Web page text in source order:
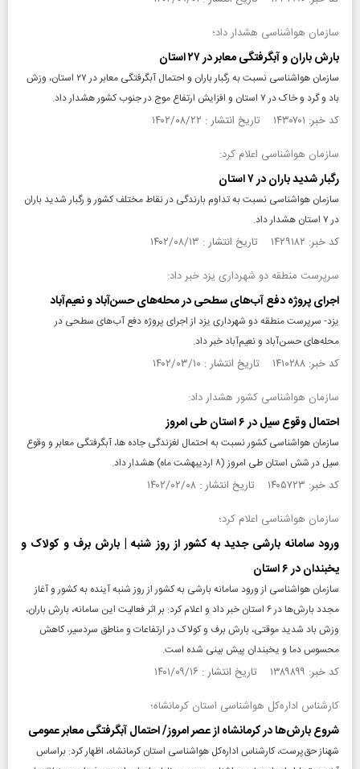
سازمان هواشناسی هشدار داد؛
بارش باران و آبگرفتگی معابر در ۲۷ استان
سازمان هواشناسی نسبت به رگبار باران و احتمال آبگرفتگی معابر در ۲۷ استان، وزش
باد و گرد و خاک در ۷ استان و افزایش ارتفاع موج در جنوب کشور هشدار داد.
کد خبر: ۱۴۳۰۷۰۱ تاریخ انتشار : ۱۴۰۲/۰۸/۲۲
سازمان هواشناسی اعلام کرد:
رگبار شدید باران در ۷ استان
سازمان هواشناسی نسبت به تداوم بارندگی در نقاط مختلف کشور و رگبار شدید باران
در ۷ استان هشدار داد.
کد خبر: ۱۴۲۹۱۸۲ تاریخ انتشار : ۱۴۰۲/۰۸/۱۳
سرپرست منطقه دو شهرداری یزد خبر داد:
اجرای پروژه دفع آب‌های سطحی در محله‌های حسن‌آباد و نعیم‌آباد
یزد- سرپرست منطقه دو شهرداری یزد از اجرای پروژه دفع آب‌های سطحی در
محله‌های حسن‌آباد و نعیم‌آباد خبر داد.
کد خبر: ۱۴۱۰۲۸۸ تاریخ انتشار : ۱۴۰۲/۰۳/۱۰
سازمان هواشناسی کشور هشدار داد:
احتمال وقوع سیل در ۶ استان طی امروز
سازمان هواشناسی کشور نسبت به احتمال لغزندگی جاده‌ ها، آبگرفتگی معابر و وقوع
سیل در شش استان طی امروز (۸ اردیبهشت ماه) هشدار داد.
کد خبر: ۱۴۰۵۷۲۳ تاریخ انتشار : ۱۴۰۲/۰۲/۰۸
سازمان هواشناسی اعلام کرد؛
ورود سامانه بارشی جدید به کشور از روز شنبه | بارش برف و کولاک و
یخبندان در ۶ استان
سازمان هواشناسی از ورود سامانه بارشی به کشور از روز شنبه آینده به کشور و آغاز
مجدد بارش‌ها در ۶ استان خبر داد و اعلام کرد: بر اثر فعالیت این سامانه، بارش باران،
وزش باد شدید موقتی، بارش برف و کولاک در ارتفاعات و مناطق سردسیر، کاهش
محسوس دما و یخبندان پیش‌ بینی شده است.
کد خبر: ۱۳۸۹۸۹۹ تاریخ انتشار : ۱۴۰۱/۰۹/۱۶
کارشناس اداره‌کل هواشناسی استان کرمانشاه؛
شروع بارش‌ها در کرمانشاه از عصر امروز/ احتمال آبگرفتگی معابر عمومی
شهناز حق‌پرست، کارشناس اداره‌کل هواشناسی استان کرمانشاه، اظهار کرد: براساس